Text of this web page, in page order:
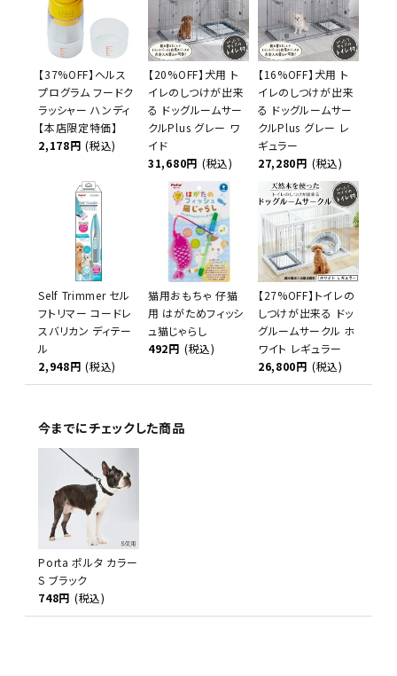
【37%OFF】ヘルス
プログラム フードク
ラッシャー ハンディ
【本店限定特価】
2,178円 (税込)
【20%OFF】犬用 ト
イレのしつけが出来
る ドッグルームサー
クルPlus グレー ワ
イド
31,680円 (税込)
【16%OFF】犬用 ト
イレのしつけが出来
る ドッグルームサー
クルPlus グレー レ
ギュラー
27,280円 (税込)
Self Trimmer セル
フトリマー コードレ
スバリカン ディテー
ル
2,948円 (税込)
猫用おもちゃ 仔猫
用 はがためフィッシ
ュ猫じゃらし
492円 (税込)
【27%OFF】トイレの
しつけが出来る ドッ
グルームサークル ホ
ワイト レギュラー
26,800円 (税込)
今までにチェックした商品
Porta ポルタ カラー
S ブラック
748円 (税込)